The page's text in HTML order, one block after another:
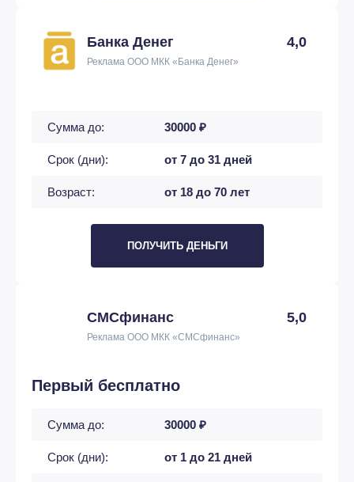
Банка Денег 4,0
Реклама ООО МКК «Банка Денег»
Сумма до: 30000 ₽
Срок (дни): от 7 до 31 дней
Возраст: от 18 до 70 лет
ПОЛУЧИТЬ ДЕНЬГИ
СМСфинанс 5,0
Реклама ООО МКК «СМСфинанс»
Первый бесплатно
Сумма до: 30000 ₽
Срок (дни): от 1 до 21 дней